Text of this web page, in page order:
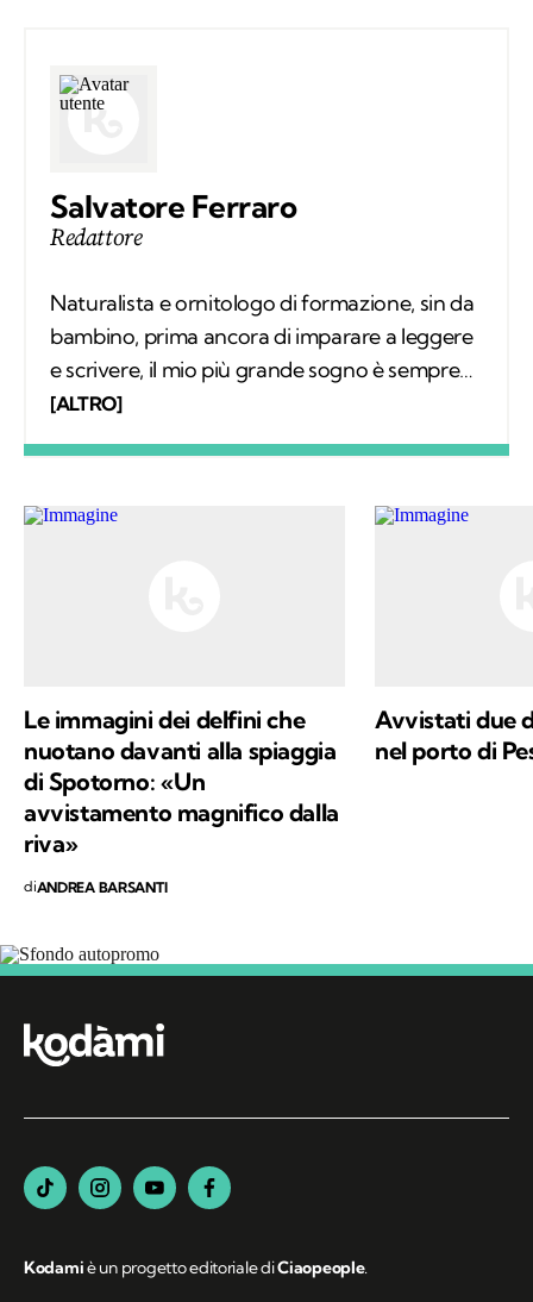
Salvatore Ferraro
Redattore
Naturalista e ornitologo di formazione, sin da
bambino, prima ancora di imparare a leggere
e scrivere, il mio più grande sogno è sempre
stato quello di conoscere tutto sugli animali e
campo e, parallelamente, nell'educazione
giorno: la conservazione della natura e la
salvaguardia del nostro Pianeta e di chiunque
vi abiti.
[ALTRO]
Le immagini dei delfini che
nuotano davanti alla spiaggia
di Spotorno: «Un
avvistamento magnifico dalla
riva»
diANDREA BARSANTI
Avvistati due
nel porto di
Segui Kodami
sui canali social
Kodamiè un progetto editoriale diCiaopeople.